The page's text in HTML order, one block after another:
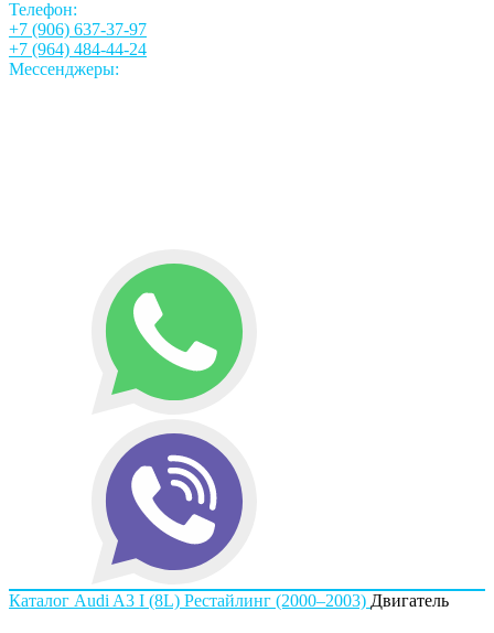
Телефон:
+7 (906) 637-37-97
+7 (964) 484-44-24
Мессенджеры:
Каталог Audi A3 I (8L) Рестайлинг (2000–2003) Двигатель